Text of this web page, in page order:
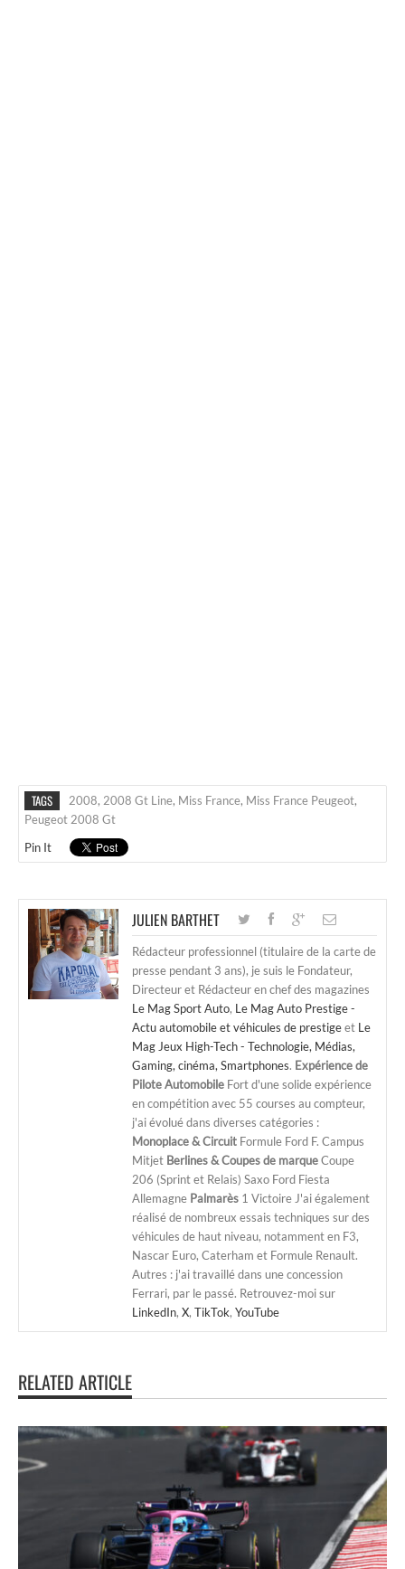
TAGS 2008, 2008 Gt Line, Miss France, Miss France Peugeot,
Peugeot 2008 Gt
Pin It
JULIEN BARTHET
Rédacteur professionnel (titulaire de la carte de
presse pendant 3 ans), je suis le Fondateur,
Directeur et Rédacteur en chef des magazines
Le Mag Sport Auto, Le Mag Auto Prestige -
Actu automobile et véhicules de prestigeet Le
Mag Jeux High-Tech - Technologie, Médias,
Gaming, cinéma, Smartphones. Expérience de
Pilote Automobile Fort d'une solide expérience
en compétition avec 55 courses au compteur,
j'ai évolué dans diverses catégories :
Monoplace & Circuit Formule Ford F. Campus
Mitjet Berlines & Coupes de marqueCoupe
206 (Sprint et Relais) Saxo Ford Fiesta
Allemagne Palmarès 1 Victoire J'ai également
réalisé de nombreux essais techniques sur des
véhicules de haut niveau, notamment en F3,
Nascar Euro, Caterham et Formule Renault.
Autres : j'ai travaillé dans une concession
Ferrari, par le passé. Retrouvez-moi sur
LinkedIn, X, TikTok, YouTube
RELATED ARTICLE